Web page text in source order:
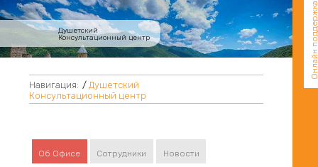
Душетский
Консультационный центр
Онлайн
Навигация: / Душетский
Консультационный центр
Об Офисе Сотрудники Новости